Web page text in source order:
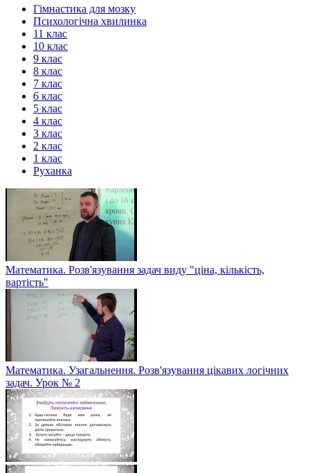
Гімнастика для мозку
Психологічна хвилинка
11 клас
10 клас
9 клас
8 клас
7 клас
6 клас
5 клас
4 клас
3 клас
2 клас
1 клас
Руханка
Математика. Розв'язування задач виду "ціна, кількість,
вартість"
Математика. Узагальнення. Розв'язування цікавих логічних
задач. Урок № 2